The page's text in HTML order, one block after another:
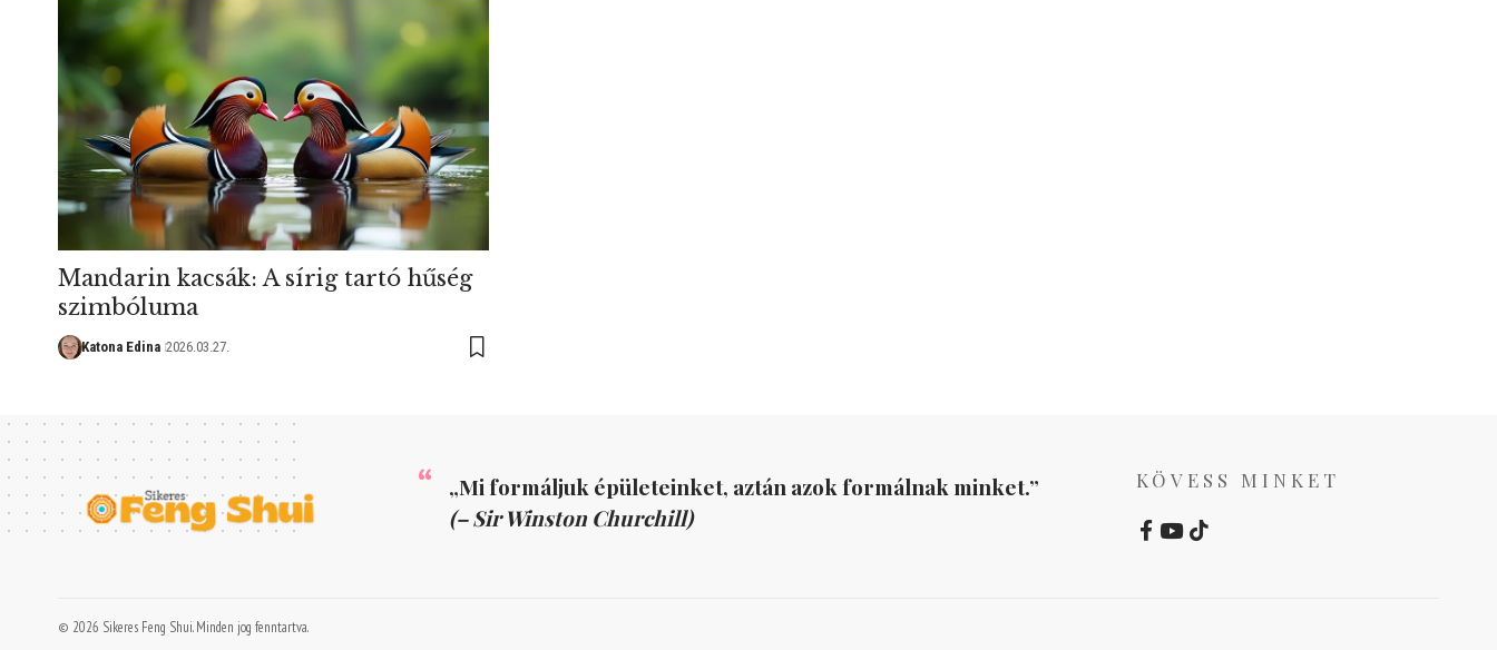
Mandarin kacsák: A sírig tartó hűség
szimbóluma
Katona Edina 2026.03.27.
„Mi formáljuk épületeinket, aztán azok formálnak minket.”
(– Sir Winston Churchill)
KÖVESS MINKET
© 2026 Sikeres Feng Shui. Minden jog fenntartva.